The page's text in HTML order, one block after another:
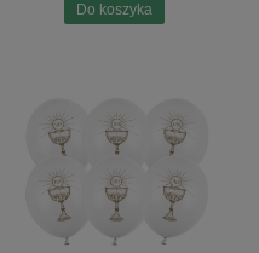
Do koszyka